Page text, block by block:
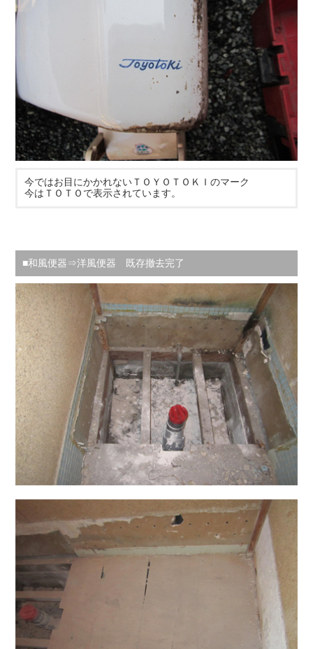
今ではお目にかかれないＴＯＹＯＴＯＫＩのマーク
今はＴＯＴＯで表示されています。
■和風便器⇒洋風便器 既存撤去完了